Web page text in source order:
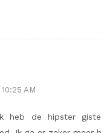
AM
heb de hipster